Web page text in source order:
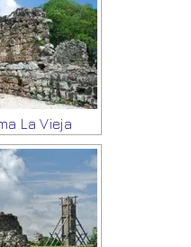
La Vieja